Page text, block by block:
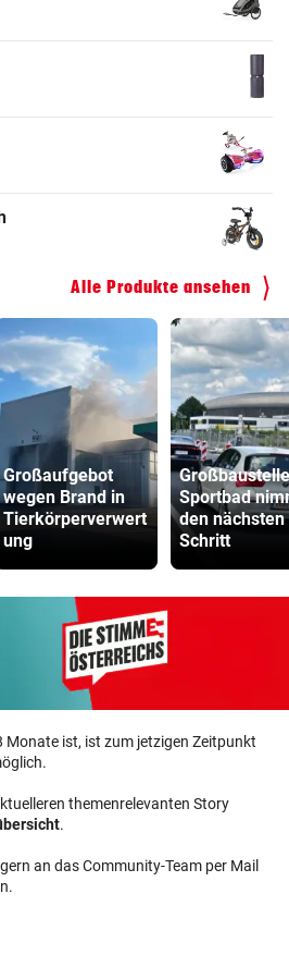
Alle Produkte ansehen
Großaufgebot
wegen Brand in
Tierkörperverwert
ung
Sportbad
den nächsten
Schritt
Monate ist, ist zum jetzigen Zeitpunkt
themenrelevanten Story
.
an das Community-Team per Mail